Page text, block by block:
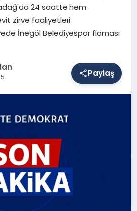
24 saatte hem
zirve faaliyetleri
İnegöl Belediyespor flaması
Paylaş